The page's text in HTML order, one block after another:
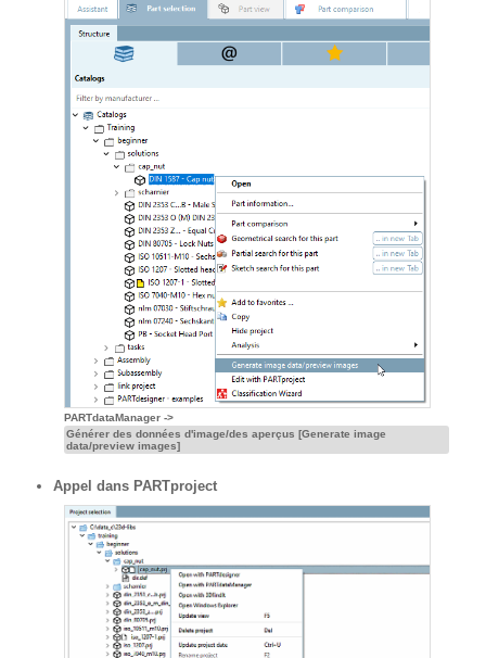
PARTdataManager ->
Générer des données d'image/des aperçus [Generate image
data/preview images]
Appel dans PARTproject